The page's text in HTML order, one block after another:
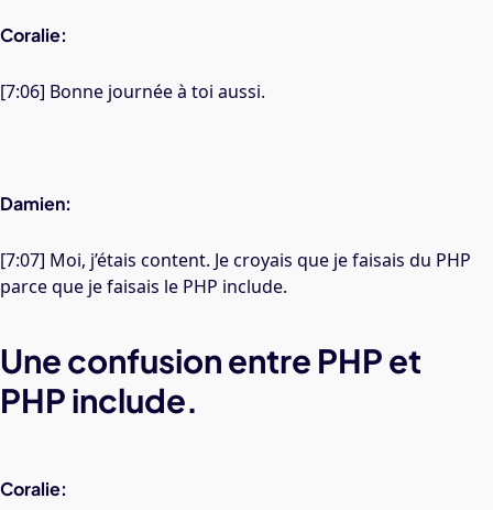
Coralie:
[7:06] Bonne journée à toi aussi.
Damien:
[7:07] Moi, j’étais content. Je croyais que je faisais du PHP
parce que je faisais le PHP include.
Une confusion entre PHP et
PHP include.
Coralie: